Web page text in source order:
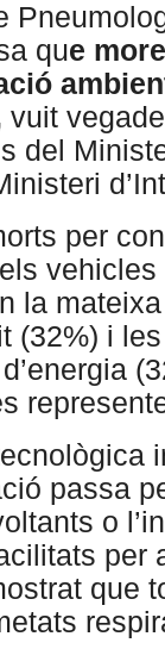
que
vuit
del
per
vehicles
la
(32%) i
passa
o
per
que